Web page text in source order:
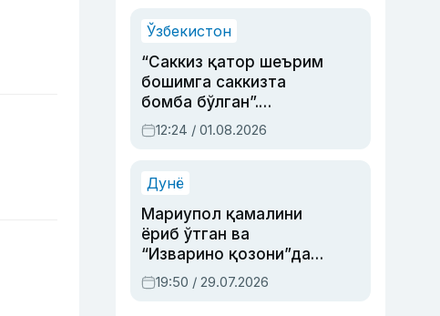
Ўзбекистон
“Саккиз қатор шеърим
бошимга саккизта
бомба бўлган”.
Абдулла Ориповни
сиёсий айбловлардан
12:24 / 01.08.2026
Дунё
Мариупол қамалини
ёриб ўтган ва
“Изварино қозони”дан
чиққан қаҳрамон —
Украина армияси бош
19:50 / 29.07.2026